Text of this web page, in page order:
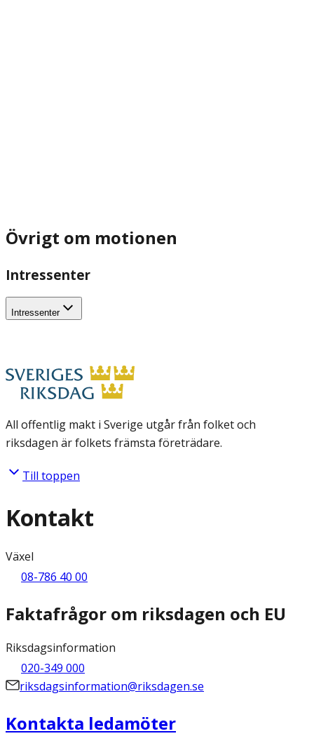
Övrigt om motionen
Intressenter
Intressenter
All offentlig makt i Sverige utgår från folket och
riksdagen är folkets främsta företrädare.
Till toppen
Kontakt
Växel
08-786 40 00
Faktafrågor om riksdagen och EU
Riksdagsinformation
020-349 000
riksdagsinformation@riksdagen.se
Kontakta ledamöter